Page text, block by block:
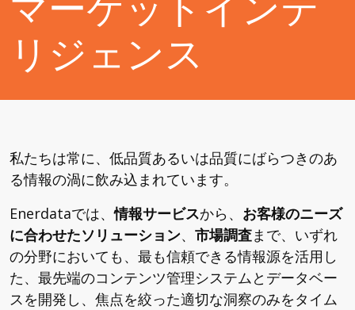
リジェンス
私たちは常に、低品質あるいは品質にばらつきのあ
る情報の渦に飲み込まれています。
Enerdataでは、情報サービスから、 お客様のニーズ
に合わせたソリューション、 市場調査まで、いずれ
の分野においても、最も信頼できる情報源を活用し
た、最先端のコンテンツ管理システムとデータベー
スを開発し、焦点を絞った適切な洞察のみをタイム